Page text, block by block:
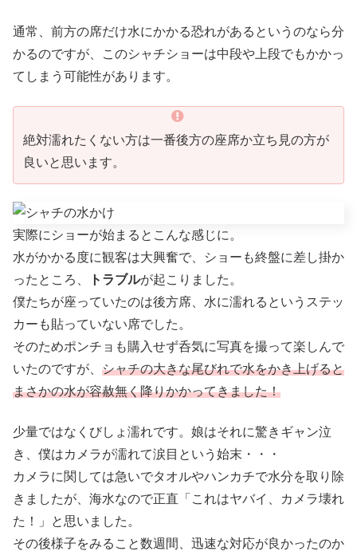
通常、前方の席だけ水にかかる恐れがあるというのなら分
かるのですが、このシャチショーは中段や上段でもかかっ
てしまう可能性があります。
絶対濡れたくない方は一番後方の座席か立ち見の方が
良いと思います。
実際にショーが始まるとこんな感じに。
水がかかる度に観客は大興奮で、ショーも終盤に差し掛か
ったところ、
トラブルが起こりました。
僕たちが座っていたのは後方席、水に濡れるというステッ
カーも貼っていない席でした。
そのためポンチョも購入せず呑気に写真を撮って楽しんで
いたのですが、 シャチの大きな尾びれで水をかき上げると
まさかの水が容赦無く降りかかってきました！
少量ではなくびしょ濡れです。娘はそれに驚きギャン泣
き、僕はカメラが濡れて涙目という始末・・・
カメラに関しては急いでタオルやハンカチで水分を取り除
きましたが、海水なので正直「これはヤバイ、カメラ壊れ
た！」と思いました。
その後様子をみること数週間、迅速な対応が良かったのか